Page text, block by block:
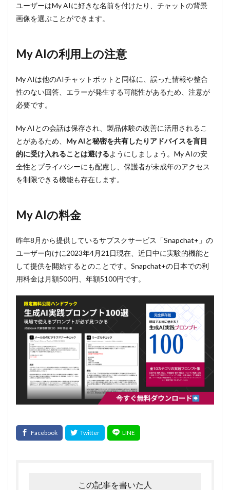
ユーザーはMy AIに好きな名前を付けたり、チャットの背景
画像を選ぶことができます。
My AIの利用上の注意
My AIは他のAIチャットボットと同様に、誤った情報や整合
性のない回答、エラーが発生する可能性があるため、注意が
必要です。
My AIとの会話は保存され、製品体験の改善に活用されるこ
とがあるため、 My AIと秘密を共有したりアドバイスを盲目
的に受け入れることは避けるようにしましょう。My AIの安
全性とプライバシーにも配慮し、保護者が未成年のアクセス
を制限できる機能も存在します。
My AIの料金
昨年8月から提供しているサブスクサービス「Snapchat+」の
ユーザー向けに2023年4月21日現在、近日中に実験的機能と
して提供を開始するとのことです。Snapchat+の日本での利
用料金は月額500円、年額5100円です。
この記事を書いた人